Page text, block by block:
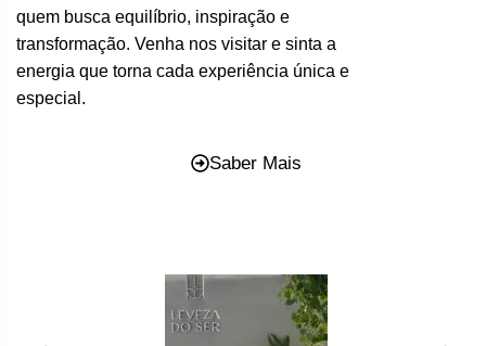
quem busca equilíbrio, inspiração e
transformação. Venha nos visitar e sinta a
energia que torna cada experiência única e
especial.
Saber Mais